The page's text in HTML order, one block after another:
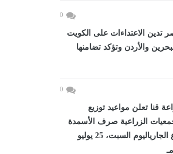
0
تدين الاعتداءات على الكويت
والأردن وتؤكد تضامنها
0
قنا تعلن مواعيد توزيع
الزراعية صرف الأسمدة
خلال الأسبوع الجارياليوم السبت، 25 يوليو